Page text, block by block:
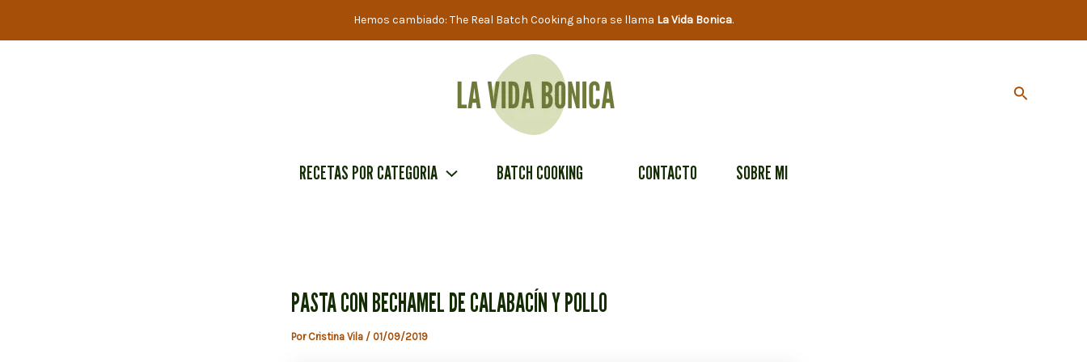
Hemos cambiado: The Real Batch Cooking ahora se llama La Vida Bonica.
Buscar
RECETAS POR CATEGORIA BATCH COOKING CONTACTO SOBRE MI
PASTA CON BECHAMEL DE CALABACÍN Y POLLO
Por Cristina Vila / 01/09/2019